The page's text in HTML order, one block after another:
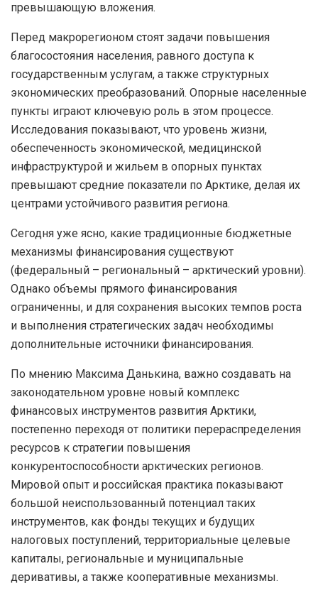
превышающую вложения.
Перед макрорегионом стоят задачи повышения
благосостояния населения, равного доступа к
государственным услугам, а также структурных
экономических преобразований. Опорные населенные
пункты играют ключевую роль в этом процессе.
Исследования показывают, что уровень жизни,
обеспеченность экономической, медицинской
инфраструктурой и жильем в опорных пунктах
превышают средние показатели по Арктике, делая их
центрами устойчивого развития региона.
Сегодня уже ясно, какие традиционные бюджетные
механизмы финансирования существуют
(федеральный – региональный – арктический уровни).
Однако объемы прямого финансирования
ограниченны, и для сохранения высоких темпов роста
и выполнения стратегических задач необходимы
дополнительные источники финансирования.
По мнению Максима Данькина, важно создавать на
законодательном уровне новый комплекс
финансовых инструментов развития Арктики,
постепенно переходя от политики перераспределения
ресурсов к стратегии повышения
конкурентоспособности арктических регионов.
Мировой опыт и российская практика показывают
большой неиспользованный потенциал таких
инструментов, как фонды текущих и будущих
налоговых поступлений, территориальные целевые
капиталы, региональные и муниципальные
деривативы, а также кооперативные механизмы.